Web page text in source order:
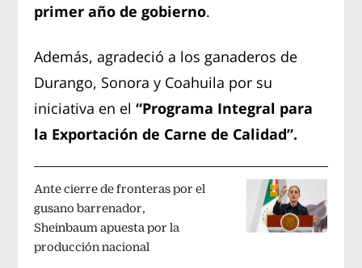
primer año de gobierno.
Además, agradeció a los ganaderos de
Durango, Sonora y Coahuila por su
iniciativa en el“Programa Integral para
la Exportación de Carne de Calidad”.
Ante cierre de fronteras por el
gusano barrenador,
Sheinbaum apuesta por la
producción nacional